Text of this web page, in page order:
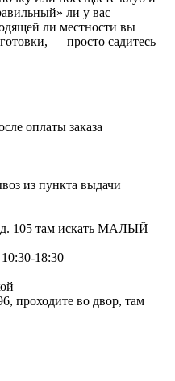
ли у вас
ли местности вы
— просто садитесь
оплаты заказа
из пункта выдачи
105 там искать МАЛЫЙ
18:30
проходите во двор, там